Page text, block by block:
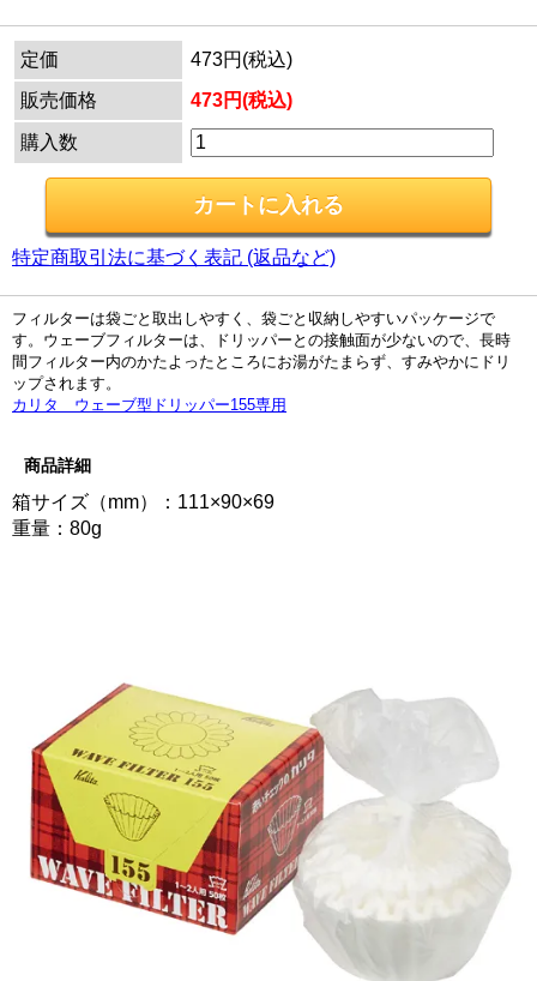
定価
473円(税込)
販売価格
473円(税込)
購入数
特定商取引法に基づく表記 (返品など)
フィルターは袋ごと取出しやすく、袋ごと収納しやすいパッケージで
す。ウェーブフィルターは、ドリッパーとの接触面が少ないので、長時
間フィルター内のかたよったところにお湯がたまらず、すみやかにドリ
ップされます。
カリタ ウェーブ型ドリッパー155専用
商品詳細
箱サイズ（mm）：111×90×69
重量：80g